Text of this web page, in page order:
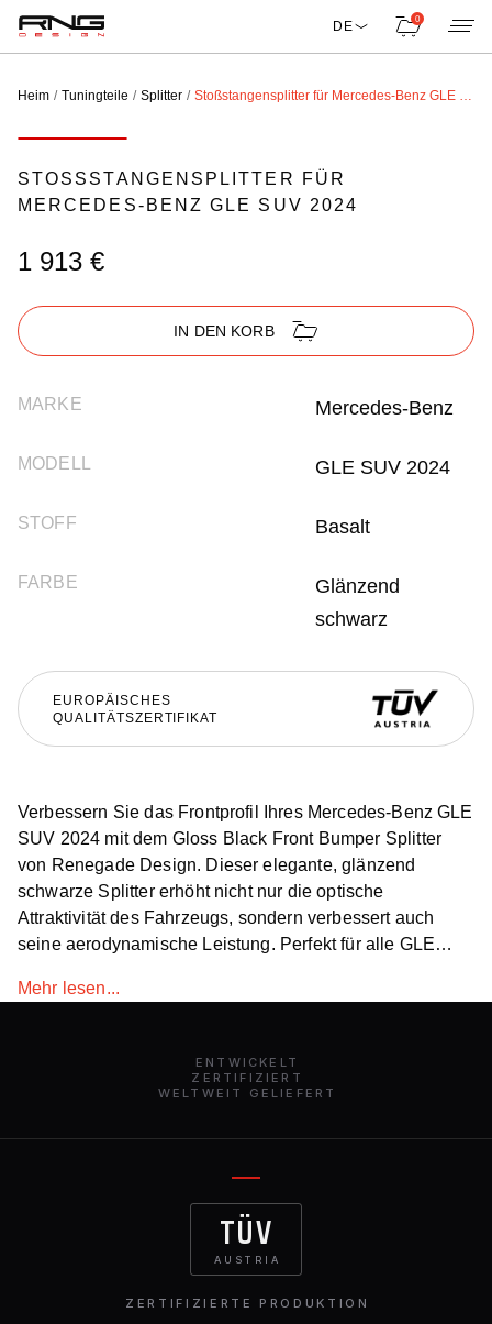
DE 0
Heim Tuningteile Splitter Stoßstangensplitter für Mercedes-Benz GLE SUV 2024
STOSSSTANGENSPLITTER FÜR M
ERCEDES-BENZ GLE SUV 2024
1 913 €
IN DEN KORB
MARKE Mercedes-Benz
MODELL GLE SUV 2024
STOFF Basalt
FARBE
Glänzend
schwarz
EUROPÄISCHES
QUALITÄTSZERTIFIKAT
Verbessern Sie das Frontprofil Ihres Mercedes-Benz GLE
SUV 2024 mit dem Gloss Black Front Bumper Splitter
von Renegade Design. Dieser elegante, glänzend
schwarze Splitter erhöht nicht nur die optische
Attraktivität des Fahrzeugs, sondern verbessert auch
seine aerodynamische Leistung. Perfekt für alle GLE
einen aggressiveren und raffinierteren Mercedes-Benz
Mehr lesen...
ENTWICKELT
ZERTIFIZIERT
WELTWEIT GELIEFERT
TÜV
AUSTRIA
ZERTIFIZIERTE PRODUKTION